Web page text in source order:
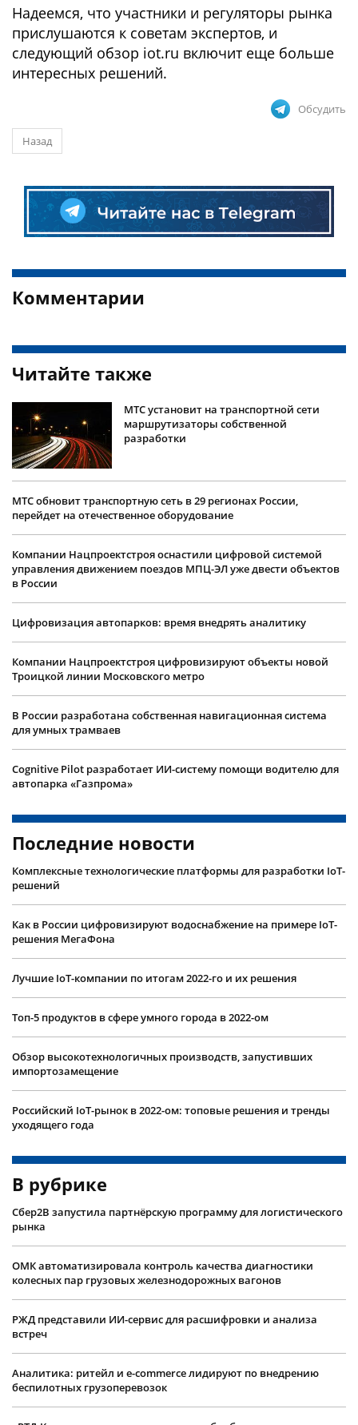
Надеемся, что участники и регуляторы рынка
прислушаются к советам экспертов, и
следующий обзор iot.ru включит еще больше
интересных решений.
Обсудить
Назад
Комментарии
Читайте также
МТС установит на транспортной сети
маршрутизаторы собственной
разработки
МТС обновит транспортную сеть в 29 регионах России,
перейдет на отечественное оборудование
Компании Нацпроектстроя оснастили цифровой системой
управления движением поездов МПЦ-ЭЛ уже двести объектов
в России
Цифровизация автопарков: время внедрять аналитику
Компании Нацпроектстроя цифровизируют объекты новой
Троицкой линии Московского метро
В России разработана собственная навигационная система
для умных трамваев
Cognitive Pilot разработает ИИ-систему помощи водителю для
автопарка «Газпрома»
Последние новости
Комплексные технологические платформы для разработки IoT-
решений
Как в России цифровизируют водоснабжение на примере IoT-
решения МегаФона
Лучшие IoT-компании по итогам 2022-го и их решения
Топ-5 продуктов в сфере умного города в 2022-ом
Обзор высокотехнологичных производств, запустивших
импортозамещение
Российский IoT-рынок в 2022-ом: топовые решения и тренды
уходящего года
В рубрике
Сбер2B запустила партнёрскую программу для логистического
рынка
ОМК автоматизировала контроль качества диагностики
колесных пар грузовых железнодорожных вагонов
РЖД представили ИИ-сервис для расшифровки и анализа
встреч
Аналитика: ритейл и e-commerce лидируют по внедрению
беспилотных грузоперевозок